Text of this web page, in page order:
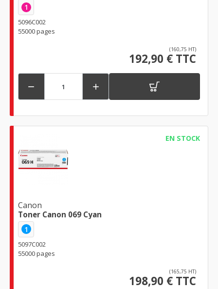
1
5096C002
55000 pages
(160,75 HT)
192,90 € TTC
 
EN STOCK
Canon
Toner Canon 069 Cyan
1
5097C002
55000 pages
(165,75 HT)
198,90 € TTC